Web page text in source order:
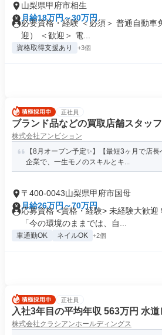
山梨県甲府市相生
月給18万円～30万円
必要資格・経験 ＜必須＞ 普通自動車
迎） ＜歓迎＞ 電...
資格取得支援あり +3個
正社員
ブランド品などの買取店舗スタッ
株式会社アンビション
【8月オープン予定✨】【最短3ヶ月で店
企業で、一生モノのスキルとキ...
〒400-0043山梨県甲府市国母
月給26万円～70万円
応募資格 <資格・経験> 未経験大歓迎
「今の環境のままでは、自...
車通勤OK ネイルOK +2個
正社員
入社3年目の平均年収 563万円 水
株式会社クラシアンホールディングス